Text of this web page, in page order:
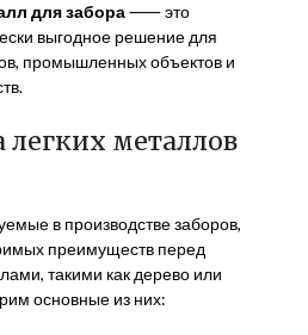
для забора⸺ это
выгодное решение для
промышленных объектов и
металлов
в производстве заборов,
преимуществ перед
такими как дерево или
основные из них: